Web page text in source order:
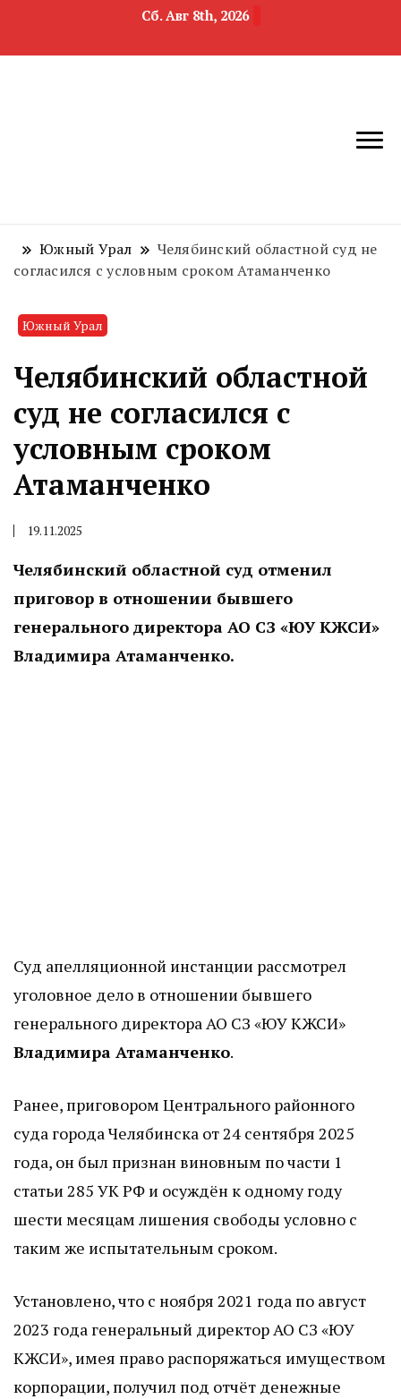
Сб. Авг 8th, 2026
область
недвижимости
Южный Урал
Челябинский областной суд не
согласился с условным сроком Атаманченко
Южный Урал
Челябинский областной
суд не согласился с
условным сроком
Атаманченко
19.11.2025
Челябинский областной суд отменил
приговор в отношении бывшего
генерального директора АО СЗ «ЮУ КЖСИ»
Владимира Атаманченко.
Суд апелляционной инстанции рассмотрел
уголовное дело в отношении бывшего
генерального директора АО СЗ «ЮУ КЖСИ»
Владимира Атаманченко.
Ранее, приговором Центрального районного
суда города Челябинска от 24 сентября 2025
года, он был признан виновным по части 1
статьи 285 УК РФ и осуждён к одному году
шести месяцам лишения свободы условно с
таким же испытательным сроком.
Установлено, что с ноября 2021 года по август
2023 года генеральный директор АО СЗ «ЮУ
КЖСИ», имея право распоряжаться имуществом
корпорации, получил под отчёт денежные